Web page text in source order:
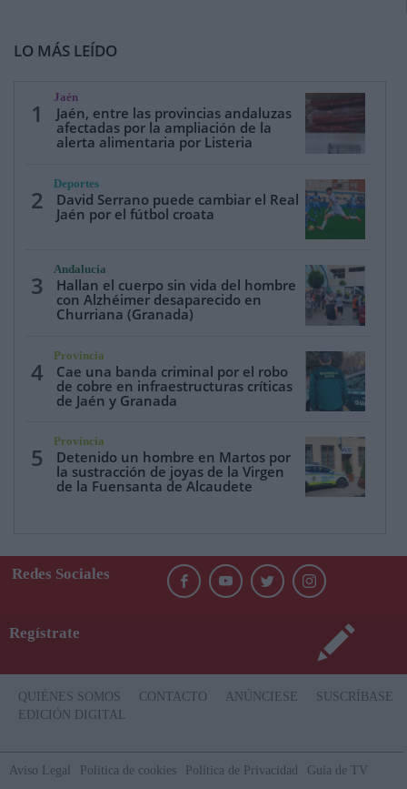
LO MÁS LEÍDO
1
Jaén
Jaén, entre las provincias andaluzas
afectadas por la ampliación de la
alerta alimentaria por Listeria
2
Deportes
David Serrano puede cambiar el Real
Jaén por el fútbol croata
3
Andalucía
Hallan el cuerpo sin vida del hombre
con Alzhéimer desaparecido en
Churriana (Granada)
4
Provincia
Cae una banda criminal por el robo
de cobre en infraestructuras críticas
de Jaén y Granada
5
Provincia
Detenido un hombre en Martos por
la sustracción de joyas de la Virgen
de la Fuensanta de Alcaudete
Redes Sociales
Regístrate
QUIÉNES SOMOS CONTACTO ANÚNCIESE
SUSCRÍBASE
EDICIÓN DIGITAL
Aviso Legal Politica de cookies Política de Privacidad Guía de TV